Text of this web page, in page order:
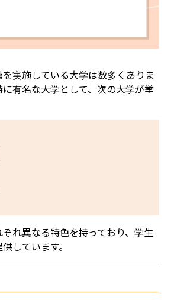
実施している大学は数多くありま
有名な大学として、次の大学が挙
れ異なる特色を持っており、学生
しています。